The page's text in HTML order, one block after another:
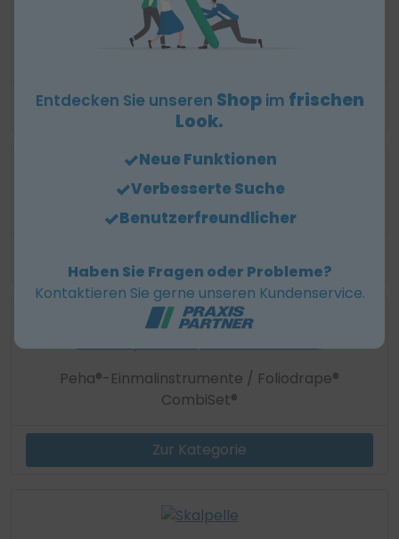
Nahtentfernung
Zur Kategorie
Nierenschalen / Instrumententabletts
Peha®-Einmalinstrumente / Foliodrape®
CombiSet®
Zur Kategorie
Entdecken Sie unseren Shop im frischen
Look.
Neue Funktionen
Verbesserte Suche
Benutzerfreundlicher
Haben Sie Fragen oder Probleme?
Kontaktieren Sie gerne unseren Kundenservice.